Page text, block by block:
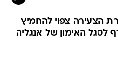
הצעירה צפוי להחמיץ
לסגל האימון של אנגליה